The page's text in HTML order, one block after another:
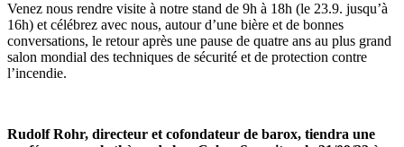
Venez nous rendre visite à notre stand de 9h à 18h (le 23.9. jusqu’à
16h) et célébrez avec nous, autour d’une bière et de bonnes
conversations, le retour après une pause de quatre ans au plus grand
salon mondial des techniques de sécurité et de protection contre
l’incendie.
Rudolf Rohr, directeur et cofondateur de barox, tiendra une